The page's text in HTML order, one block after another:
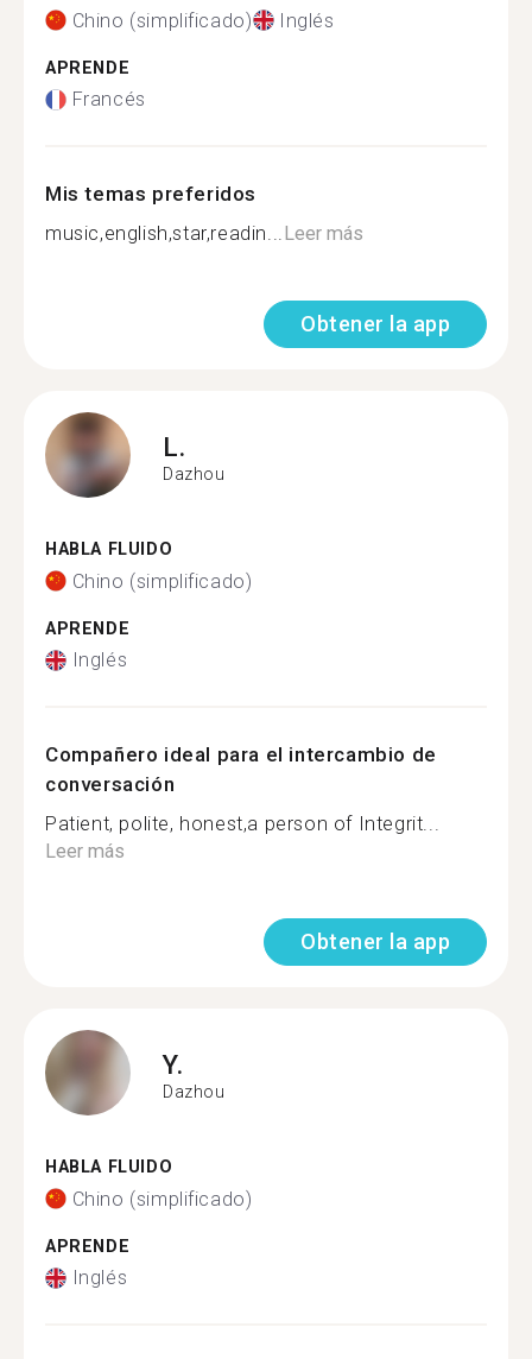
Chino (simplificado) Inglés
APRENDE
Francés
Mis temas preferidos
music,english,star,readin...Leer más
Obtener la app
L.
Dazhou
HABLA FLUIDO
Chino (simplificado)
APRENDE
Inglés
Compañero ideal para el intercambio de
conversación
Patient, polite, honest,a person of Integrit...
Leer más
Obtener la app
Y.
Dazhou
HABLA FLUIDO
Chino (simplificado)
APRENDE
Inglés